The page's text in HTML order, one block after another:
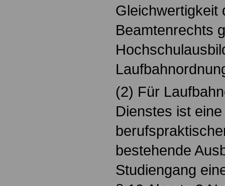
Gleichwertigkeit
Beamtenrechts
(2) Für
Dienstes ist
bestehende
Studiengang